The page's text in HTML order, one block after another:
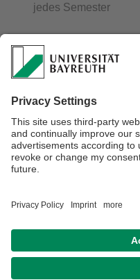
jedes Semester
Verknüpfung mit
Die Veranstaltung
theoretischen